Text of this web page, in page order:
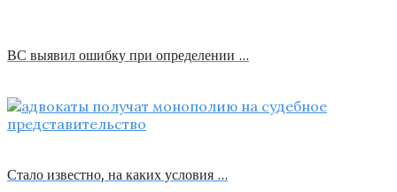
ВС выявил ошибку при определении …
Стало известно, на каких условия …